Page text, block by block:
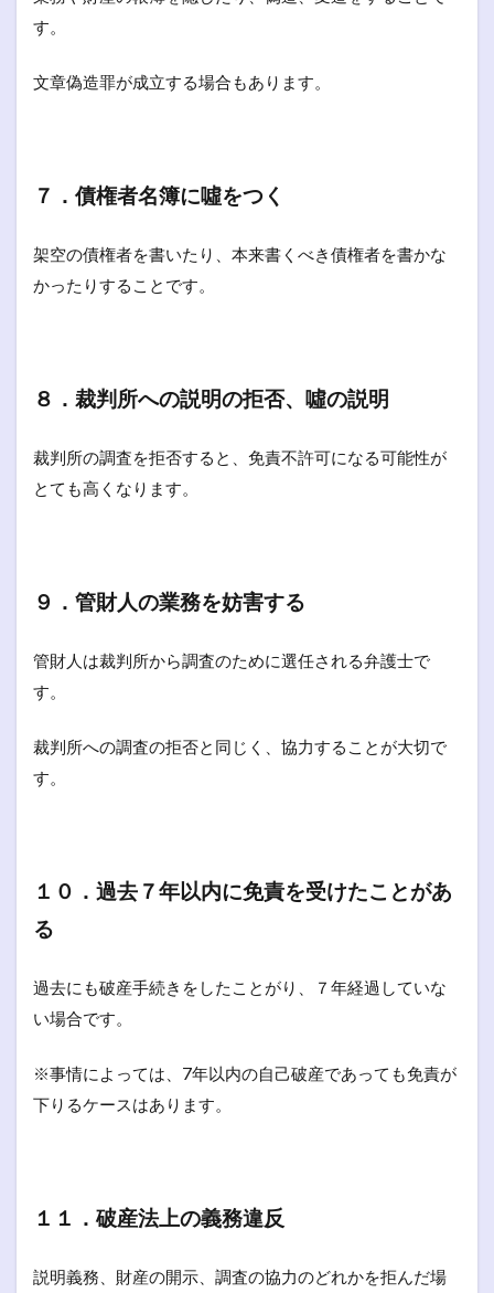
す。
文章偽造罪が成立する場合もあります。
７．債権者名簿に噓をつく
架空の債権者を書いたり、本来書くべき債権者を書かな
かったりすることです。
８．裁判所への説明の拒否、噓の説明
裁判所の調査を拒否すると、免責不許可になる可能性が
とても高くなります。
９．管財人の業務を妨害する
管財人は裁判所から調査のために選任される弁護士で
す。
裁判所への調査の拒否と同じく、協力することが大切で
す。
１０．過去７年以内に免責を受けたことがあ
る
過去にも破産手続きをしたことがり、７年経過していな
い場合です。
※事情によっては、7年以内の自己破産であっても免責が
下りるケースはあります。
１１．破産法上の義務違反
説明義務、財産の開示、調査の協力のどれかを拒んだ場